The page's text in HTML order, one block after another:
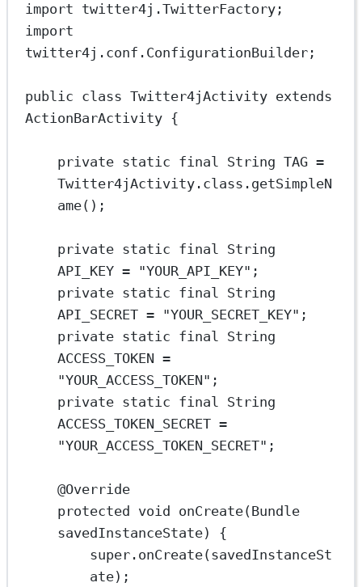
import twitter4j.TwitterFactory;
import
twitter4j.conf.ConfigurationBuilder;
public class Twitter4jActivity extends
ActionBarActivity {
private static final String TAG =
Twitter4jActivity.class. getSimpleN
ame();
private static final String
API_KEY = "YOUR_API_KEY" ;
private static final String
API_SECRET = "YOUR_SECRET_KEY" ;
private static final String
ACCESS_TOKEN =
"YOUR_ACCESS_TOKEN" ;
private static final String
ACCESS_TOKEN_SECRET =
"YOUR_ACCESS_TOKEN_SECRET" ;
@Override
protected
void onCreate
savedInstanceState) {
super . onCreate(savedInstanceSt
ate);